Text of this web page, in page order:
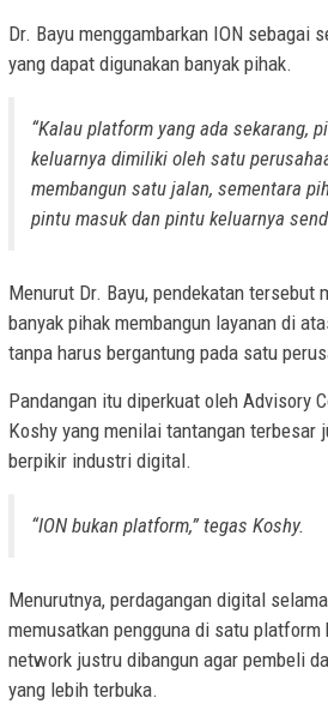
Dr. Bayu menggambarkan ION sebagai
yang dapat digunakan banyak pihak.
“Kalau platform yang ada sekarang,
keluarnya dimiliki oleh satu
membangun satu jalan, sementara
pintu masuk dan pintu keluarnya
Menurut Dr. Bayu, pendekatan tersebut
banyak pihak membangun layanan di
tanpa harus bergantung pada satu
Pandangan itu diperkuat oleh Advisory
Koshy yang menilai tantangan terbesar
berpikir industri digital.
“ION bukan platform,” tegas Koshy.
Menurutnya, perdagangan digital
memusatkan pengguna di satu platform
network justru dibangun agar pembeli
yang lebih terbuka.